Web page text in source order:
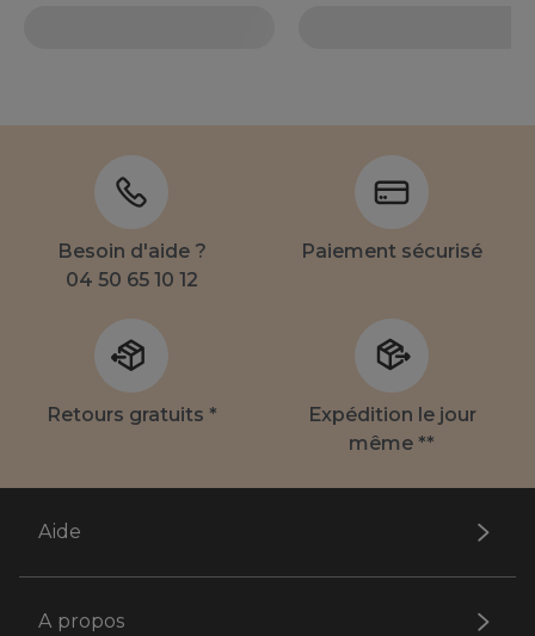
Besoin d'aide ?
04 50 65 10 12
Paiement sécurisé
Retours gratuits *
Expédition le jour
même **
Aide
A propos